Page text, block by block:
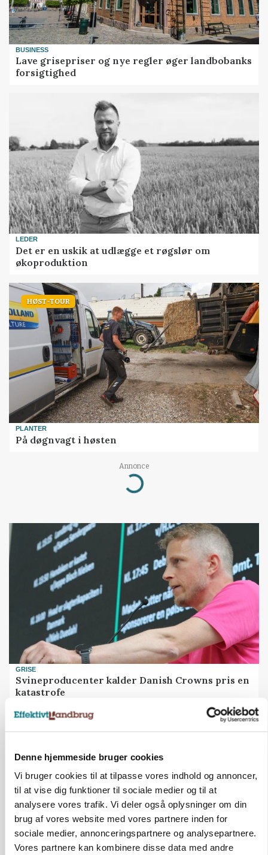
Denne hjemmeside bruger cookies
Vi bruger cookies til at tilpasse vores indhold og annoncer,
til at vise dig funktioner til sociale medier og til at
analysere vores trafik. Vi deler også oplysninger om din
brug af vores website med vores partnere inden for
sociale medier, annonceringspartnere og analysepartnere.
Vores partnere kan kombinere disse data med andre
BUSINESS
Lave grisepriser og nye regler øger landbobanks
forsigtighed
LEDER
Det er en uskik at udlægge et røgslør om
økoproduktion
HØST-TOUR
PLANTER
På døgnvagt i høsten
Annonce
Loading...
GRISE
Svineproducenter kalder Danish Crowns pris en
katastrofe